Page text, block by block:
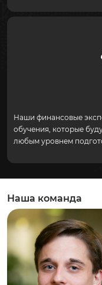
Наши финансовые
обучения, которые
любым уровнем
Наша команда